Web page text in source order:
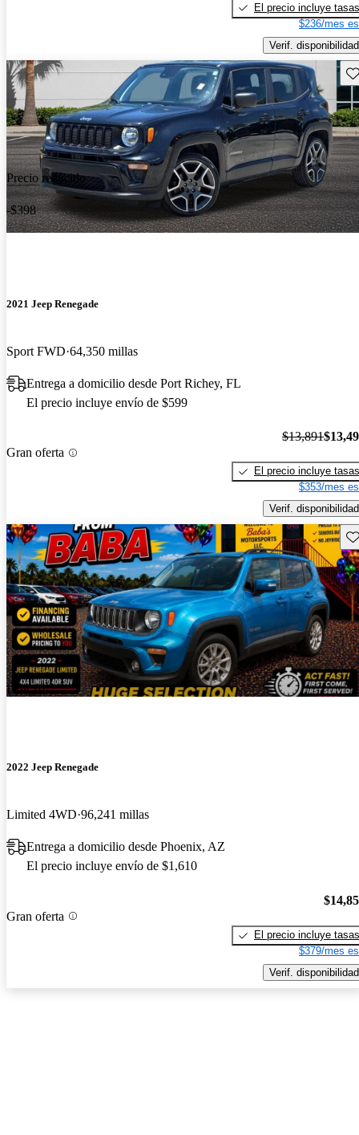
El precio incluye tasas
$236/mes
Verif. disponibilidad
Precio reducido
-$398
2021 Jeep Renegade
Sport FWD 64,350 millas
Entrega a domicilio desde Port Richey, FL
El precio incluye envío de $599
Gran oferta
$13,891
El precio incluye tasas
$353/mes
Verif. disponibilidad
¡Nuevo!
2022 Jeep Renegade
Limited 4WD 96,241 millas
Entrega a domicilio desde Phoenix, AZ
El precio incluye envío de $1,610
Gran oferta
El precio incluye tasas
$379/mes
Verif. disponibilidad